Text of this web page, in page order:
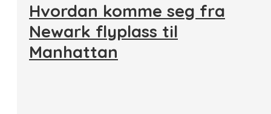
Hvordan komme seg fra
Newark flyplass til
Manhattan